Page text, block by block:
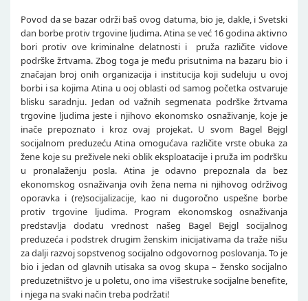
Povod da se bazar održi baš ovog datuma, bio je, dakle, i Svetski
dan borbe protiv trgovine ljudima. Atina se već 16 godina aktivno
bori protiv ove kriminalne delatnosti i pruža različite vidove
podrške žrtvama. Zbog toga je među prisutnima na bazaru bio i
značajan broj onih organizacija i institucija koji sudeluju u ovoj
borbi i sa kojima Atina u ooj oblasti od samog početka ostvaruje
blisku saradnju. Jedan od važnih segmenata podrške žrtvama
trgovine ljudima jeste i njihovo ekonomsko osnaživanje, koje je
inače prepoznato i kroz ovaj projekat. U svom Bagel Bejgl
socijalnom preduzeću Atina omogućava različite vrste obuka za
žene koje su preživele neki oblik eksploatacije i pruža im podršku
u pronalaženju posla. Atina je odavno prepoznala da bez
ekonomskog osnaživanja ovih žena nema ni njihovog održivog
oporavka i (re)socijalizacije, kao ni dugoročno uspešne borbe
protiv trgovine ljudima. Program ekonomskog osnaživanja
predstavlja dodatu vrednost našeg Bagel Bejgl socijalnog
preduzeća i podstrek drugim ženskim inicijativama da traže nišu
za dalji razvoj sopstvenog socijalno odgovornog poslovanja. To je
bio i jedan od glavnih utisaka sa ovog skupa – žensko socijalno
preduzetništvo je u poletu, ono ima višestruke socijalne benefite,
i njega na svaki način treba podržati!